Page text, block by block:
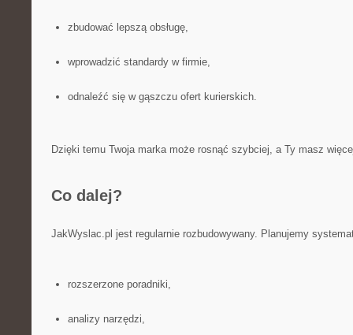
zbudować lepszą obsługę,
wprowadzić standardy w firmie,
odnaleźć się w gąszczu ofert kurierskich.
Dzięki temu Twoja marka może rosnąć szybciej, a Ty masz
Co dalej?
JakWyslac.pl jest regularnie rozbudowywany. Planujemy
rozszerzone poradniki,
analizy narzędzi,